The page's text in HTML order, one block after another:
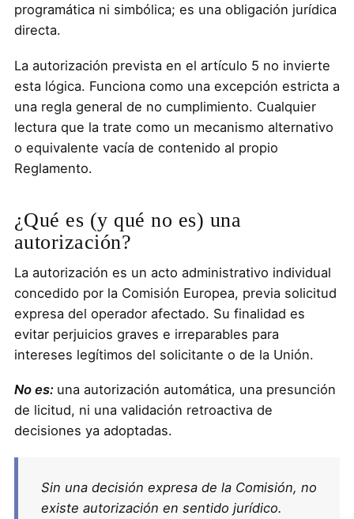
programática ni simbólica; es una obligación jurídica
directa.
La autorización prevista en el artículo 5 no invierte
esta lógica. Funciona como una excepción estricta a
una regla general de no cumplimiento. Cualquier
lectura que la trate como un mecanismo alternativo
o equivalente vacía de contenido al propio
Reglamento.
¿Qué es (y qué no es) una
autorización?
La autorización es un acto administrativo individual
concedido por la Comisión Europea, previa solicitud
expresa del operador afectado. Su finalidad es
evitar perjuicios graves e irreparables para
intereses legítimos del solicitante o de la Unión.
No es: una autorización automática, una presunción
de licitud, ni una validación retroactiva de
decisiones ya adoptadas.
Sin una decisión expresa de la Comisión, no
existe autorización en sentido jurídico.